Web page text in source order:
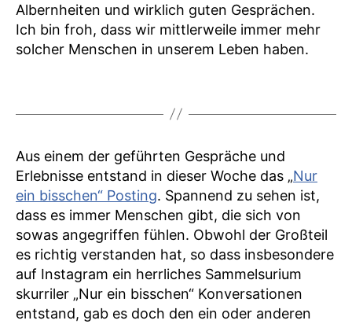
Albernheiten und wirklich guten Gesprächen.
Ich bin froh, dass wir mittlerweile immer mehr
solcher Menschen in unserem Leben haben.
Aus einem der geführten Gespräche und
Erlebnisse entstand in dieser Woche das „Nur
ein bisschen“ Posting. Spannend zu sehen ist,
dass es immer Menschen gibt, die sich von
sowas angegriffen fühlen. Obwohl der Großteil
es richtig verstanden hat, so dass insbesondere
auf Instagram ein herrliches Sammelsurium
skurriler „Nur ein bisschen“ Konversationen
entstand, gab es doch den ein oder anderen